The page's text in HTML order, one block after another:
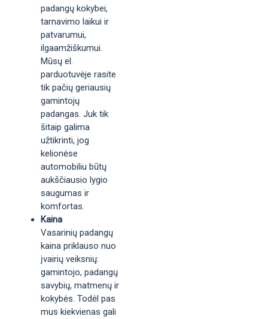
padangų kokybei,
tarnavimo laikui ir
patvarumui,
ilgaamžiškumui.
Mūsų el.
parduotuvėje rasite
tik pačių geriausių
gamintojų
padangas. Juk tik
šitaip galima
užtikrinti, jog
kelionėse
automobiliu būtų
aukščiausio lygio
saugumas ir
komfortas.
Kaina
Vasarinių padangų
kaina priklauso nuo
įvairių veiksnių:
gamintojo, padangų
savybių, matmenų ir
kokybės. Todėl pas
mus kiekvienas gali